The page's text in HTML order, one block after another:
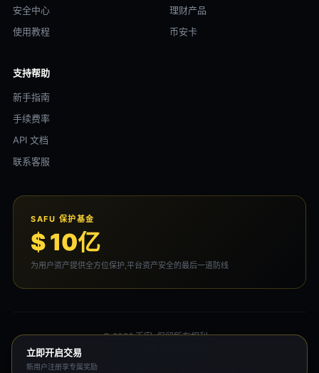
安全中心
使用教程
理财产品
币安卡
支持帮助
新手指南
手续费率
API 文档
联系客服
SAFU 保护基金
$ 10亿
为用户资产提供全方位保护,平台资产安全的最后一道防线
© 2026 币安. 保留所有权利。
立即开启交易
新用户注册享专属奖励